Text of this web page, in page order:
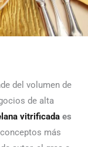
del volumen de
de alta
vitrificada es
más